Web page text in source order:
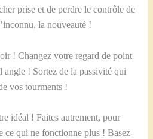
prise et de perdre le contrôle de
la nouveauté !
! Changez votre regard de point
! Sortez de la passivité qui
vos tourments !
idéal ! Faites autrement, pour
ce qui ne fonctionne plus ! Basez-